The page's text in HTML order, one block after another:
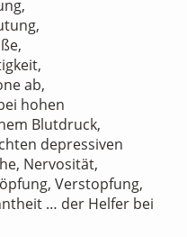
ab,
hohen
Blutdruck,
depressiven
Nervosität,
Verstopfung,
… der Helfer bei